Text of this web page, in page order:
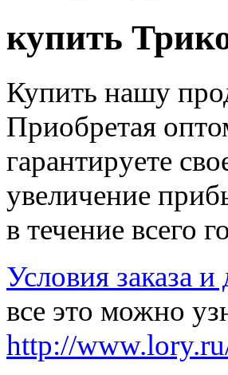
купить
Купить нашу
Приобретая
гарантируете
увеличение
в течение всего
Условия заказа и
все это можно
http://